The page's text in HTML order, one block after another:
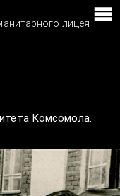
лицея
Комсомола.